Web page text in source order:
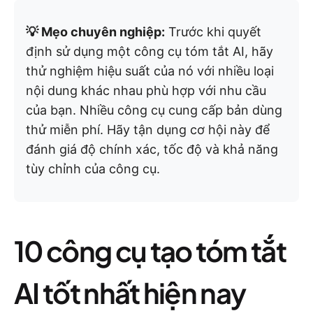
💡 Mẹo chuyên nghiệp: Trước khi quyết
định sử dụng một công cụ tóm tắt AI, hãy
thử nghiệm hiệu suất của nó với nhiều loại
nội dung khác nhau phù hợp với nhu cầu
của bạn. Nhiều công cụ cung cấp bản dùng
thử miễn phí. Hãy tận dụng cơ hội này để
đánh giá độ chính xác, tốc độ và khả năng
tùy chỉnh của công cụ.
10 công cụ tạo tóm tắt
AI tốt nhất hiện nay